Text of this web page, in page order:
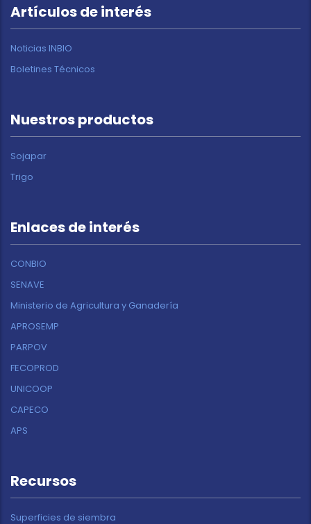
Artículos de interés
Noticias INBIO
Boletines Técnicos
Nuestros productos
Sojapar
Trigo
Enlaces de interés
CONBIO
SENAVE
Ministerio de Agricultura y Ganadería
APROSEMP
PARPOV
FECOPROD
UNICOOP
CAPECO
APS
Recursos
Superficies de siembra